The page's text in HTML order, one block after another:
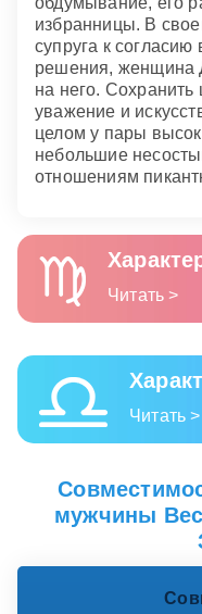
избранницы. В
супруга к согласию
решения, женщина
на него.
уважение и
целом у пары
небольшие
отношениям
Читать >
Читать >
мужчины